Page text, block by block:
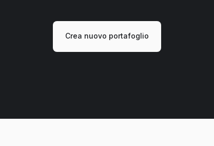
Crea nuovo portafoglio